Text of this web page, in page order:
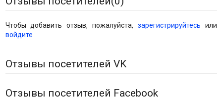
Чтобы добавить отзыв, пожалуйста, зарегистрируйтесь или
войдите
Отзывы посетителей VK
Отзывы посетителей Facebook